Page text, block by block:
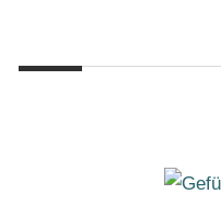
springen
Gefühl
für